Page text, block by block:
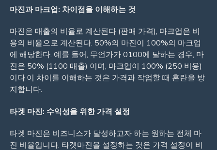
마진과 마크업: 차이점을 이해하는 것
마진은 매출의 비율로 계산된다 (판매 가격), 마크업은 비
용의 비율으로 계산된다. 50%의 마진이 100%의 마크업
에 해당한다. 예를 들어, 무언가가 0100에 달하는 경우, 마
진은 50% (1100 매출) 이며, 마크업이 100% (250 비용)
이다.이 차이를 이해하는 것은 가격과 작업할 때 혼란을 방
지합니다.
타겟 마진: 수익성을 위한 가격 설정
타겟 마진은 비즈니스가 달성하고자 하는 원하는 전체 마
진 비율입니다. 타겟마진을 설정하는 것은 가격 설정이 비